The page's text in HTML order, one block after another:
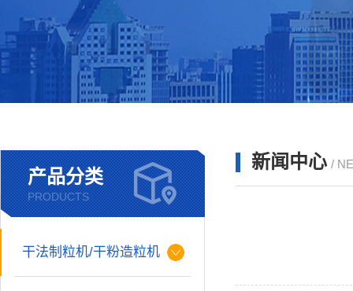
产品分类
PRODUCTS
干法制粒机/干粉造粒机
新闻中心 /